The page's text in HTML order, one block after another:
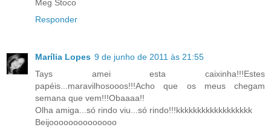
Meg Stoco
Responder
Marília Lopes 9 de junho de 2011 às 21:55
Tays amei esta caixinha!!!Estes
papéis...maravilhosooos!!!Acho que os meus chegam
semana que vem!!!Obaaaa!!
Olha amiga...só rindo viu...só rindo!!!kkkkkkkkkkkkkkkkkk
Beijoooooooooooooo